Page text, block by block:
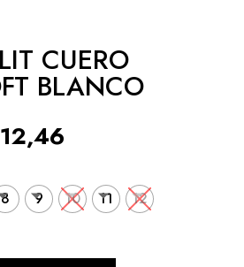
CUERO
BLANCO
El
actual
es:
$112,46.
8 9 10 11 12